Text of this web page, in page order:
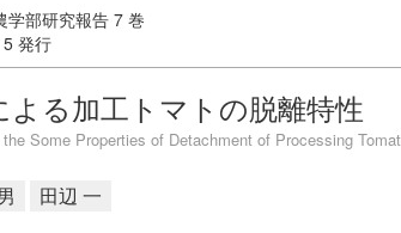
学部研究報告 7 巻
発行
よる加工トマトの脱離特性
Some Properties of Detachment of Processing
田辺 一